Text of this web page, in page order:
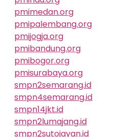
pmimedan.org
pmipalembang.org
pmijogja.org
pmibandung.org
pmibogor.org
pmisurabaya.org
smpn2semarang.id
smpn4semarang.id
smpn14jkt.id
smpn2lumajang.id
smpn2sutojayan.id